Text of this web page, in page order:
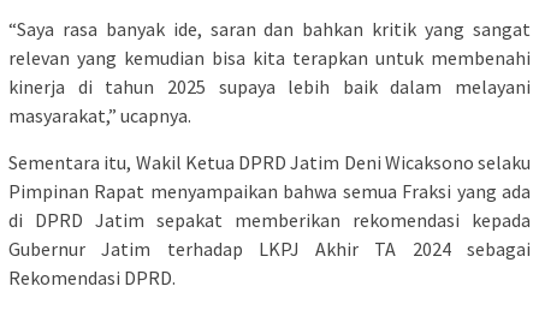
“Saya rasa banyak ide, saran dan bahkan kritik yang sangat
relevan yang kemudian bisa kita terapkan untuk membenahi
kinerja di tahun 2025 supaya lebih baik dalam melayani
masyarakat,” ucapnya.
Sementara itu, Wakil Ketua DPRD Jatim Deni Wicaksono selaku
Pimpinan Rapat menyampaikan bahwa semua Fraksi yang ada
di DPRD Jatim sepakat memberikan rekomendasi kepada
Gubernur Jatim terhadap LKPJ Akhir TA 2024 sebagai
Rekomendasi DPRD.